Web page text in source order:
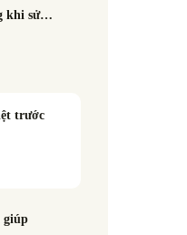
khi sử…
trước
giúp